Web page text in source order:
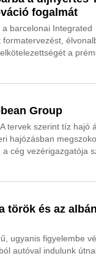
fogalmát
barcelonai Integrated
a
Group
tervek szerint tíz hajó
hajózásban
cég vezérigazgatója
török és az albán
ugyanis figyelembe
autóval indulunk